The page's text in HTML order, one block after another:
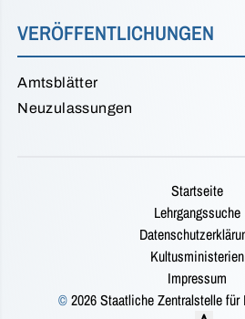
VERÖFFENTLICHUNGEN
Amtsblätter
Neuzulassungen
Startseite
Lehrgangssuche
Kultusministerien
Impressum
©2026 Staatliche Zentralstelle für